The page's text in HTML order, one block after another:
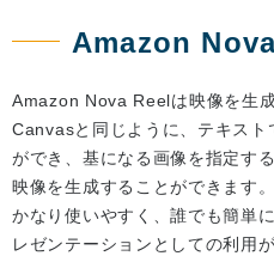
Amazon
Amazon Nova Reelは映像を生
Canvasと同じように、テキスト
ができ、基になる画像を指定す
映像を生成することができます。
かなり使いやすく、誰でも簡単
レゼンテーションとしての利用